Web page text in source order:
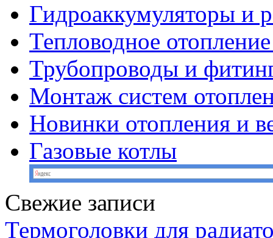
Гидроаккумуляторы и
Тепловодное
Трубопроводы и
Монтаж систем
Новинки отопления и
Газовые котлы
Свежие записи
Термоголовки для